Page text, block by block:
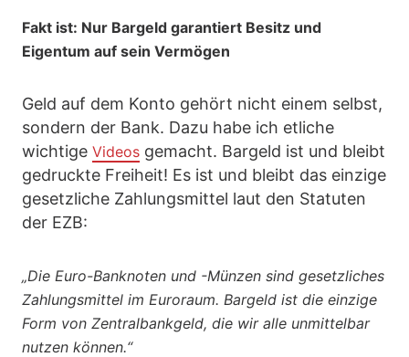
Fakt ist: Nur Bargeld garantiert Besitz und
Eigentum auf sein Vermögen
Geld auf dem Konto gehört nicht einem selbst,
sondern der Bank. Dazu habe ich etliche
wichtige Videos gemacht. Bargeld ist und bleibt
gedruckte Freiheit! Es ist und bleibt das einzige
gesetzliche Zahlungsmittel laut den Statuten
der EZB:
„Die Euro-Banknoten und -Münzen sind gesetzliches
Zahlungsmittel im Euroraum. Bargeld ist die einzige
Form von Zentralbankgeld, die wir alle unmittelbar
nutzen können.“